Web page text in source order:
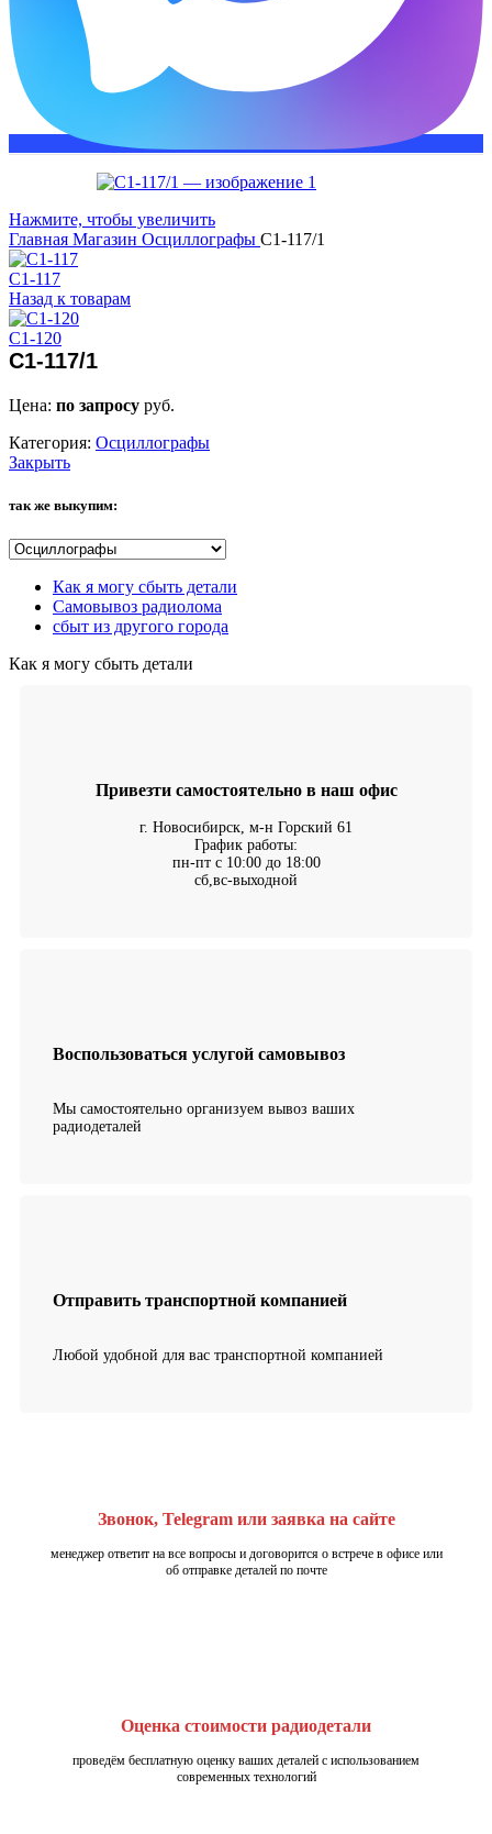
Нажмите, чтобы увеличить
Главная Магазин Осциллографы С1-117/1
С1-117
Назад к товарам
С1-120
С1-117/1
Цена: по запросу руб.
Категория: Осциллографы
Закрыть
так же выкупим:
Как я могу сбыть детали
Самовывоз радиолома
сбыт из другого города
Как я могу сбыть детали
Привезти самостоятельно в наш офис
г. Новосибирск, м-н Горский 61
График работы:
пн-пт с 10:00 до 18:00
сб,вс-выходной
Воспользоваться услугой самовывоз
Мы самостоятельно организуем вывоз ваших
радиодеталей
Отправить транспортной компанией
Любой удобной для вас транспортной компанией
Звонок, Telegram или заявка на сайте
менеджер ответит на все вопросы и договорится о встрече в офисе или
об отправке деталей по почте
Оценка стоимости радиодетали
проведём бесплатную оценку ваших деталей с использованием
современных технологий